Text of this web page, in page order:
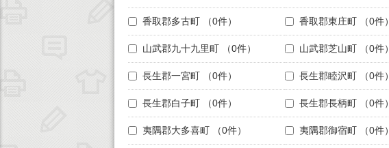
香取郡多古町 （0件） 香取郡東庄町 （0件）
山武郡九十九里町 （0件） 山武郡芝山町 （0件）
長生郡一宮町 （0件） 長生郡睦沢町 （0件）
長生郡白子町 （0件） 長生郡長柄町 （0件）
夷隅郡大多喜町 （0件） 夷隅郡御宿町 （0件）